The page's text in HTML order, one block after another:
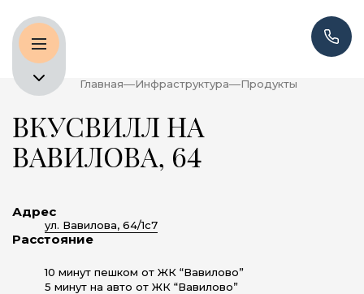
Главная Инфраструктура Продукты
ВКУСВИЛЛ НА
ВАВИЛОВА, 64
Адрес
ул. Вавилова, 64/1с7
Расстояние
10 минут пешком от ЖК “Вавилово”
5 минут на авто от ЖК “Вавилово”